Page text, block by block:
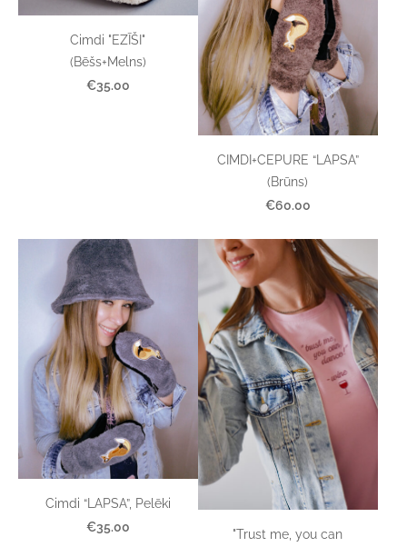
Cimdi "EZĪŠI"
(Bēšs+Melns)
€35.00
CIMDI+CEPURE “LAPSA”
(Brūns)
€60.00
Cimdi “LAPSA”, Pelēki
€35.00
"Trust me, you can